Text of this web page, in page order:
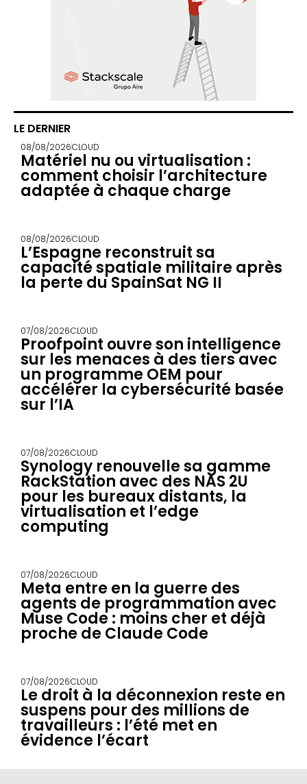
LE DERNIER
08/08/2026CLOUD
Matériel nu ou virtualisation :
comment choisir l’architecture
adaptée à chaque charge
08/08/2026CLOUD
L’Espagne reconstruit sa
capacité spatiale militaire après
la perte du SpainSat NG II
07/08/2026CLOUD
Proofpoint ouvre son intelligence
sur les menaces à des tiers avec
un programme OEM pour
accélérer la cybersécurité basée
sur l’IA
07/08/2026CLOUD
Synology renouvelle sa gamme
RackStation avec des NAS 2U
pour les bureaux distants, la
virtualisation et l’edge
computing
07/08/2026CLOUD
Meta entre en la guerre des
agents de programmation avec
Muse Code : moins cher et déjà
proche de Claude Code
07/08/2026CLOUD
Le droit à la déconnexion reste en
suspens pour des millions de
travailleurs : l’été met en
évidence l’écart